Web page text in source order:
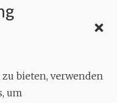
bieten, verwenden
um
18